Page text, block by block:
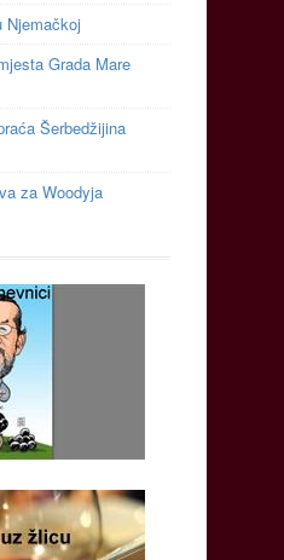
Njemačkoj
Grada Mare
Šerbedžijina
za Woodyja